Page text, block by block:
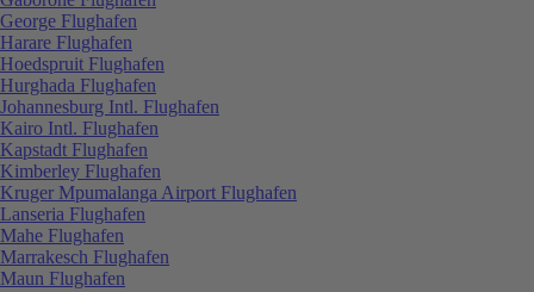
George Flughafen
Harare Flughafen
Hoedspruit Flughafen
Hurghada Flughafen
Johannesburg Intl. Flughafen
Kairo Intl. Flughafen
Kapstadt Flughafen
Kimberley Flughafen
Kruger Mpumalanga Airport Flughafen
Lanseria Flughafen
Mahe Flughafen
Marrakesch Flughafen
Maun Flughafen